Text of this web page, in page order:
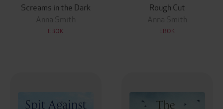
Screams in the Dark
Anna Smith
EBOK
Rough Cut
Anna Smith
EBOK